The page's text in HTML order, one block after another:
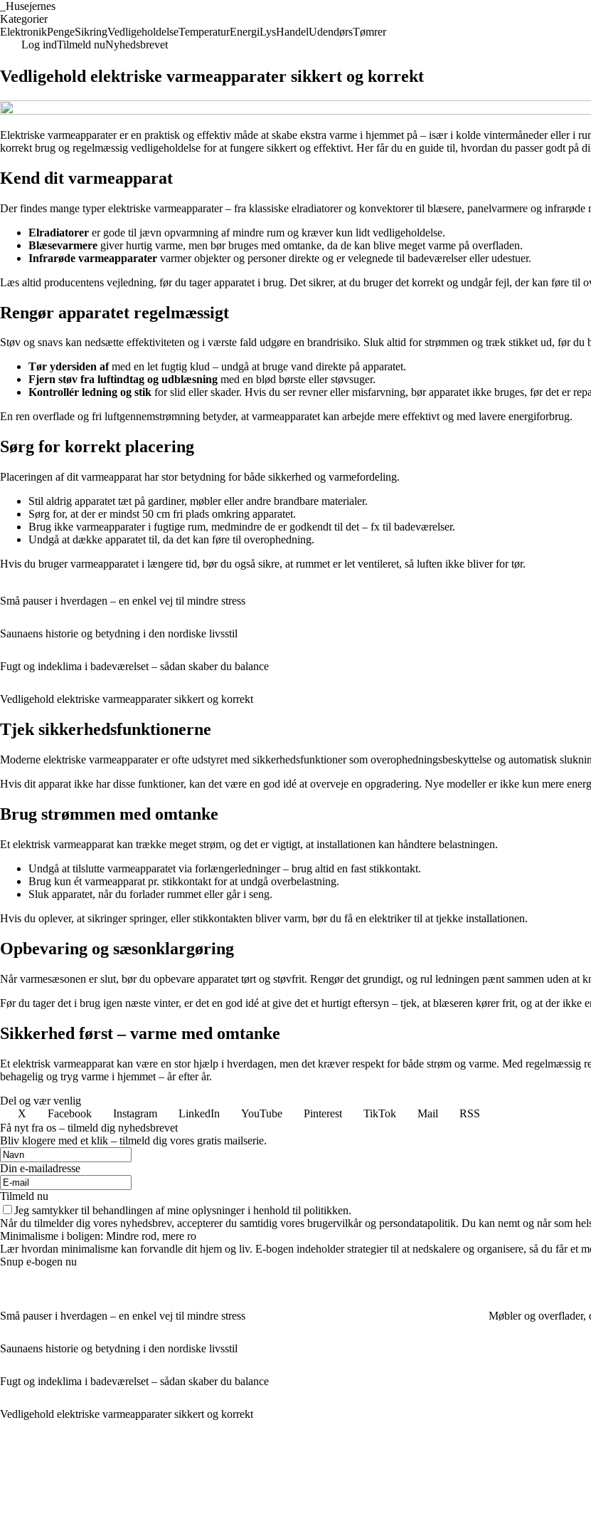
Husejernes
Kategorier
ElektronikPengeSikringVedligeholdelseTemperaturEnergiLysHandelUdendørsTømrer
Log indTilmeld nuNyhedsbrevet
Vedligehold elektriske varmeapparater sikkert og korrekt
Elektriske varmeapparater er en praktisk og effektiv måde at skabe ekstra varme i hjemmet på – især i kolde vintermåneder eller
korrekt brug og regelmæssig vedligeholdelse for at fungere sikkert og effektivt. Her får du en guide til, hvordan du passer godt på
Kend dit varmeapparat
Der findes mange typer elektriske varmeapparater – fra klassiske elradiatorer og konvektorer til blæsere, panelvarmere og
Elradiatorer er gode til jævn opvarmning af mindre rum og kræver kun lidt vedligeholdelse.
Blæsevarmere giver hurtig varme, men bør bruges med omtanke, da de kan blive meget varme på overfladen.
Infrarøde varmeapparater varmer objekter og personer direkte og er velegnede til badeværelser eller udestuer.
Læs altid producentens vejledning, før du tager apparatet i brug. Det sikrer, at du bruger det korrekt og undgår fejl, der kan føre til
Rengør apparatet regelmæssigt
Støv og snavs kan nedsætte effektiviteten og i værste fald udgøre en brandrisiko. Sluk altid for strømmen og træk stikket ud, før du
Tør ydersiden afmed en let fugtig klud – undgå at bruge vand direkte på apparatet.
Fjern støv fra luftindtag og udblæsning med en blød børste eller støvsuger.
Kontrollér ledning og stik for slid eller skader. Hvis du ser revner eller misfarvning, bør apparatet ikke bruges, før det er
En ren overflade og fri luftgennemstrømning betyder, at varmeapparatet kan arbejde mere effektivt og med lavere energiforbrug.
Sørg for korrekt placering
Placeringen af dit varmeapparat har stor betydning for både sikkerhed og varmefordeling.
Stil aldrig apparatet tæt på gardiner, møbler eller andre brandbare materialer.
Sørg for, at der er mindst 50 cm fri plads omkring apparatet.
Brug ikke varmeapparater i fugtige rum, medmindre de er godkendt til det – fx til badeværelser.
Undgå at dække apparatet til, da det kan føre til overophedning.
Hvis du bruger varmeapparatet i længere tid, bør du også sikre, at rummet er let ventileret, så luften ikke bliver for tør.
Små pauser i hverdagen – en enkel vej til mindre stress
Saunaens historie og betydning i den nordiske livsstil
Fugt og indeklima i badeværelset – sådan skaber du balance
Vedligehold elektriske varmeapparater sikkert og korrekt
Tjek sikkerhedsfunktionerne
Moderne elektriske varmeapparater er ofte udstyret med sikkerhedsfunktioner som overophedningsbeskyttelse og automatisk
Hvis dit apparat ikke har disse funktioner, kan det være en god idé at overveje en opgradering. Nye modeller er ikke kun mere
Brug strømmen med omtanke
Et elektrisk varmeapparat kan trække meget strøm, og det er vigtigt, at installationen kan håndtere belastningen.
Undgå at tilslutte varmeapparatet via forlængerledninger – brug altid en fast stikkontakt.
Brug kun ét varmeapparat pr. stikkontakt for at undgå overbelastning.
Sluk apparatet, når du forlader rummet eller går i seng.
Hvis du oplever, at sikringer springer, eller stikkontakten bliver varm, bør du få en elektriker til at tjekke installationen.
Opbevaring og sæsonklargøring
Når varmesæsonen er slut, bør du opbevare apparatet tørt og støvfrit. Rengør det grundigt, og rul ledningen pænt sammen uden at
Før du tager det i brug igen næste vinter, er det en god idé at give det et hurtigt eftersyn – tjek, at blæseren kører frit, og at der ikke
Sikkerhed først – varme med omtanke
Et elektrisk varmeapparat kan være en stor hjælp i hverdagen, men det kræver respekt for både strøm og varme. Med regelmæssig
behagelig og tryg varme i hjemmet – år efter år.
Del og vær venlig
X
Facebook Instagram LinkedIn YouTube Pinterest TikTok Mail
RSS
Få nyt fra os – tilmeld dig nyhedsbrevet
Bliv klogere med et klik – tilmeld dig vores gratis mailserie.
Din e-mailadresse
Tilmeld nu
Jeg samtykker til behandlingen af mine oplysninger i henhold til politikken.
Når du tilmelder dig vores nyhedsbrev, accepterer du samtidig vores brugervilkår og persondatapolitik. Du kan nemt og når som
Minimalisme i boligen: Mindre rod, mere ro
Lær hvordan minimalisme kan forvandle dit hjem og liv. E-bogen indeholder strategier til at nedskalere og organisere, så du får et
Snup e-bogen nu
Små pauser i hverdagen – en enkel vej til mindre stress
Saunaens historie og betydning i den nordiske livsstil
Fugt og indeklima i badeværelset – sådan skaber du balance
Vedligehold elektriske varmeapparater sikkert og korrekt
Møbler og overflader,